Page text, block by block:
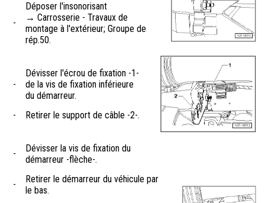
-
Déposer l'insonorisant
→ Carrosserie - Travaux de
montage à l'extérieur; Groupe de
rép.50.
-
Dévisser l'écrou de fixation -1-
de la vis de fixation inférieure
du démarreur.
-
Retirer le support de câble -2-.
-
Dévisser la vis de fixation du
démarreur -flèche-.
-
Retirer le démarreur du véhicule par
le bas.